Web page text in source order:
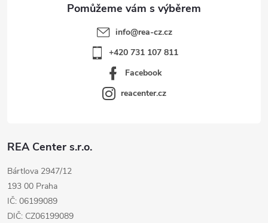
REA Center s.r.o.
Bártlova 2947/12
193 00 Praha
IČ: 06199089
DIČ: CZ06199089
info@rea-cz.cz
+420 731 107 811
Facebook
reacenter.cz